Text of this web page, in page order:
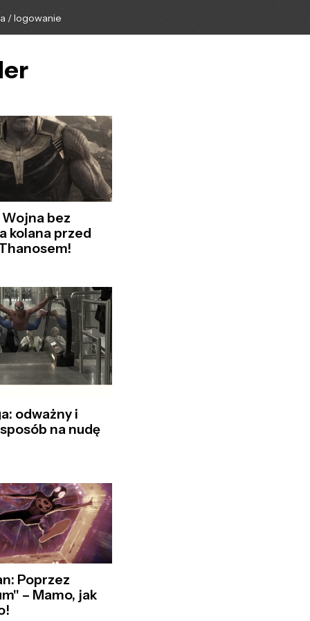
/ logowanie
bez
kolana przed
odważny i
na nudę
Poprzez
– Mamo, jak